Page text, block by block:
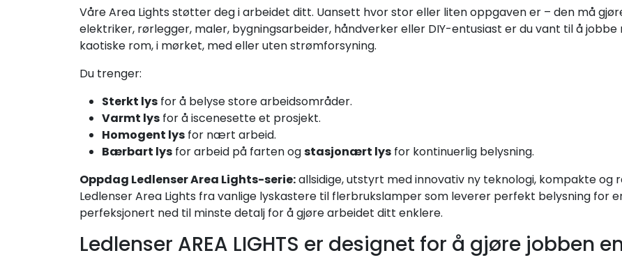
Våre Area Lights støtter deg i arbeidet ditt. Uansett hvor stor eller liten oppgaven er – den må
elektriker, rørlegger, maler, bygningsarbeider, håndverker eller DIY-entusiast er du vant til å
kaotiske rom, i mørket, med eller uten strømforsyning.
Du trenger:
Sterkt lys for å belyse store arbeidsområder.
Varmt lys for å iscenesette et prosjekt.
Homogent lys for nært arbeid.
Bærbart lys for arbeid på farten ogstasjonært lys for kontinuerlig belysning.
Oppdag Ledlenser Area Lights-serie:allsidige, utstyrt med innovativ ny teknologi, kompakte og
Ledlenser Area Lights fra vanlige lyskastere til flerbrukslamper som leverer perfekt belysning for
perfeksjonert ned til minste detalj for å gjøre arbeidet ditt enklere.
Ledlenser AREA LIGHTS er designet for å gjøre jobben